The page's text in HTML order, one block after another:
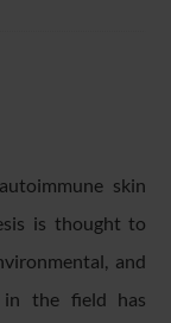
skin
is thought to
and
in the field has